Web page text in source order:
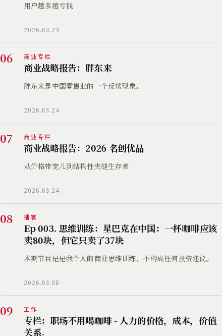
用户越多越亏钱
2026.03.24
06 商业专栏
商业战略报告：胖东来
胖东来是中国零售业的一个反常现象。
2026.03.24
07 商业专栏
商业战略报告：2026 名创优品
从价格带宠儿到结构性夹缝生存者
2026.03.24
08 播客
Ep 003. 思维训练：星巴克在中国：一杯咖啡应该
卖80块，但它只卖了37块
本期节目是是我个人的商业思维训练，不构成任何投资建议。
2026.03.08
09 工作
专栏：职场不用喝咖啡 - 人力的价格，成本，价值
关系。